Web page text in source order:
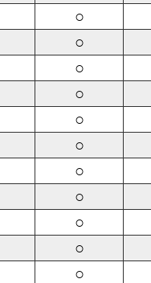
○
○
○
○
○
○
○
○
○
○
○